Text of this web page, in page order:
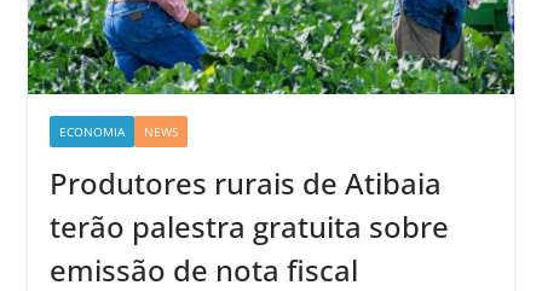
ECONOMIA NEWS
Produtores rurais de Atibaia
terão palestra gratuita sobre
emissão de nota fiscal